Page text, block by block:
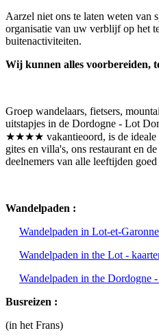
Aarzel niet ons te laten weten van
organisatie van uw verblijf op het
buitenactiviteiten.
Wij kunnen alles voorbereiden,
Groep wandelaars, fietsers,
uitstapjes in de Dordogne - Lot
★★★★ vakantieoord, is de ideale
gites en villa's, ons restaurant en
deelnemers van alle leeftijden goed
Wandelpaden :
Wandelpaden in Lot-et-
Wandelpaden in the Lot -
Wandelpaden in the Dordogne
Busreizen :
(in het Frans)